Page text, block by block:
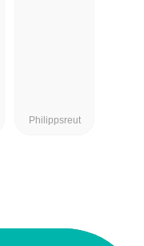
Philippsreut